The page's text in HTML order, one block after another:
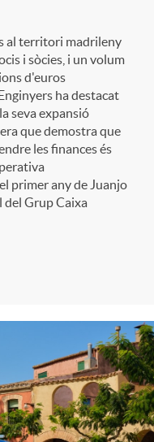
al territori madrileny
i sòcies, i un volum
d'euros
ha destacat
seva expansió
que demostra que
les finances és
primer any de Juanjo
del Grup Caixa